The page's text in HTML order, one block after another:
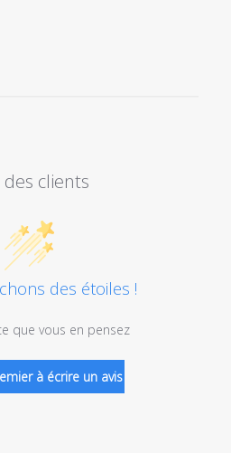
des clients
des étoiles !
que vous en pensez
à écrire un avis